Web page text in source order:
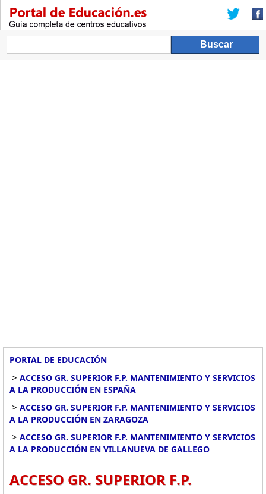
PORTAL DE EDUCACIÓN
> ACCESO GR. SUPERIOR F.P. MANTENIMIENTO Y SERVICIOS
A LA PRODUCCIÓN EN ESPAÑA
> ACCESO GR. SUPERIOR F.P. MANTENIMIENTO Y SERVICIOS
A LA PRODUCCIÓN EN ZARAGOZA
> ACCESO GR. SUPERIOR F.P. MANTENIMIENTO Y SERVICIOS
A LA PRODUCCIÓN EN VILLANUEVA DE GALLEGO
ACCESO GR. SUPERIOR F.P.